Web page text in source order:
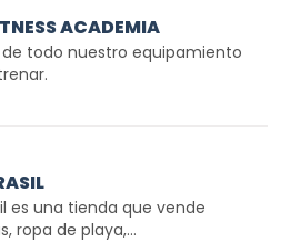
ACADEMIA
todo nuestro equipamiento
es una tienda que vende
ropa de playa,...